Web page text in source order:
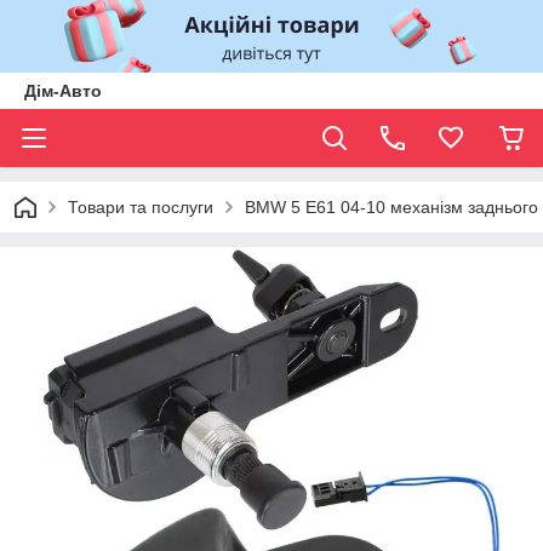
Дім-Авто
Товари та послуги BMW 5 E61 04-10 механізм